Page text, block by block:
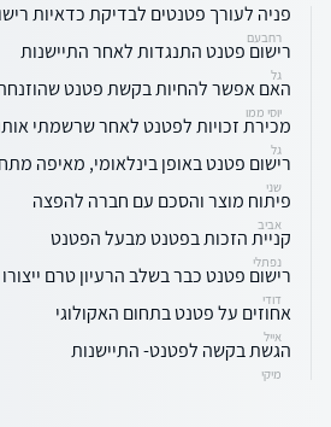
פניה לעורך פטנטים לבדיקת כדאיות
רחבעם
רישום פטנט התנגדות לאחר התיישנות
גל
האם אפשר להחיות בקשת פטנט
יוסי ממו
מכירת זכויות לפטנט לאחר שרשמתי
גל
רישום פטנט באופן בינלאומי, מאיפה
שני
פיתוח מוצר והסכם עם חברה להפצה
אביב
קניית הזכות בפטנט מבעל הפטנט
נפתלי
רישום פטנט כבר בשלב הרעיון טרם ייצורו
דודי
אחוזים על פטנט בתחום האקולוגי
אייל
הגשת בקשה לפטנט- התיישנות
מיקי